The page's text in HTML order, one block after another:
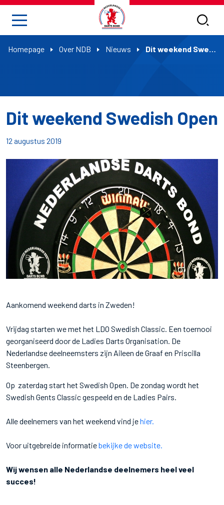
Homepage Over NDB Nieuws Dit weekend Swedish Open
Dit weekend Swedish Open
12 augustus 2019
Aankomend weekend darts in Zweden!
Vrijdag starten we met het LDO Swedish Classic. Een toernooi
georganiseerd door de Ladies Darts Organisation. De
Nederlandse deelneemsters zijn Aileen de Graaf en Priscilla
Steenbergen.
Op zaterdag start het Swedish Open. De zondag wordt het
Swedish Gents Classic gespeeld en de Ladies Pairs.
Alle deelnemers van het weekend vind jehier.
Voor uitgebreide informatiebekijke de website.
Wij wensen alle Nederlandse deelnemers heel veel
succes!